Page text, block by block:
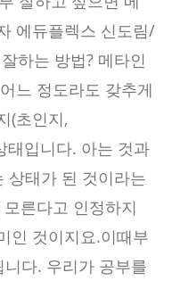
에듀플렉스 신도림/
하는 방법? 메타인
느 정도라도 갖추게
(초인지,
입니다. 아는 것과
상태가 된 것이라는
른다고 인정하지
인 것이지요.이때부
니다. 우리가 공부를